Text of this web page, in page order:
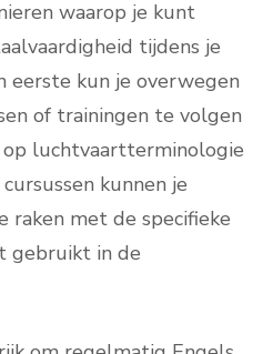
waarop je kunt
tijdens je
kun je overwegen
of trainingen te volgen
luchtvaartterminologie
kunnen je
met de specifieke
gebruikt in de